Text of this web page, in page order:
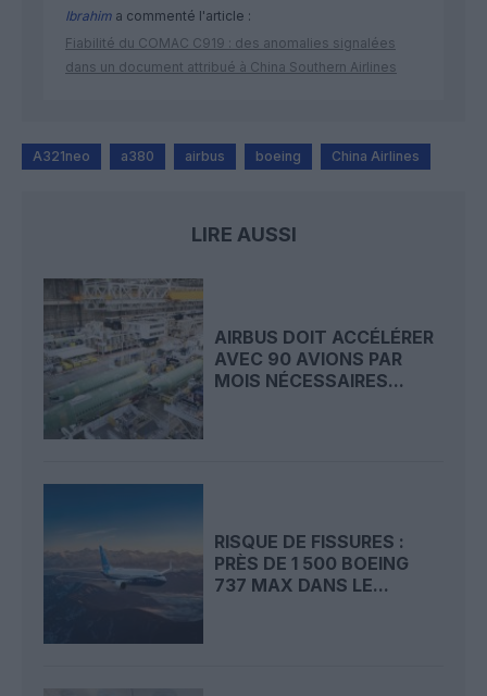
Ibrahim a commenté l'article :
Fiabilité du COMAC C919 : des anomalies signalées
dans un document attribué à China Southern Airlines
A321neo a380 airbus boeing China Airlines
LIRE AUSSI
AIRBUS DOIT ACCÉLÉRER
AVEC 90 AVIONS PAR
MOIS NÉCESSAIRES...
RISQUE DE FISSURES :
PRÈS DE 1 500 BOEING
737 MAX DANS LE...